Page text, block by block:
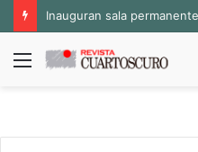
Menú